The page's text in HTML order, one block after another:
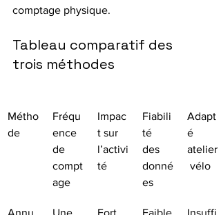
comptage physique.
Tableau comparatif des
trois méthodes
Métho
de
Fréqu
ence
de
compt
age
Impac
t sur
l’activi
té
Fiabili
té
des
donné
es
Adapt
é
atelier
vélo
Annu
Une
Fort
Faible
Insuffi